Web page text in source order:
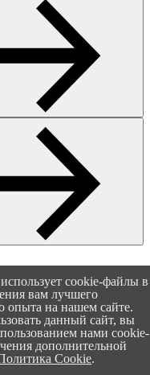
cookie-файлы в
вам лучшего
опыта на нашем сайте.
данный сайт, вы
нами cookie-
дополнительной
Cookie.